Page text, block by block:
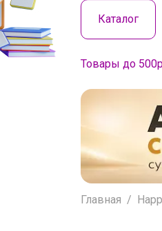
Каталог
Товары до
Главная